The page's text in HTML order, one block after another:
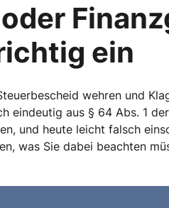
ein
wehren und
eindeutig aus § 64 Abs. 1
und heute leicht falsch
was Sie dabei beachten